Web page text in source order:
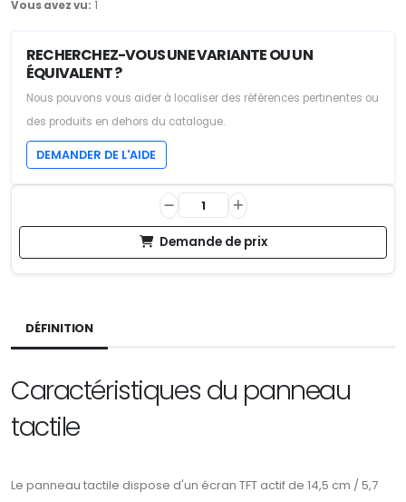
Vous avez vu: 1
RECHERCHEZ-VOUS UNE VARIANTE OU UN
ÉQUIVALENT ?
Nous pouvons vous aider à localiser des références pertinentes ou
des produits en dehors du catalogue.
DEMANDER DE L'AIDE
Demande de prix
DÉFINITION
Caractéristiques du panneau
tactile
Le panneau tactile dispose d'un écran TFT actif de 14,5 cm / 5,7